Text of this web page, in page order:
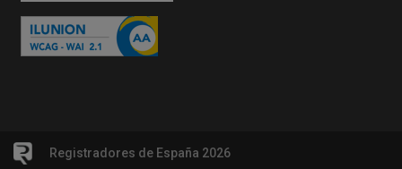
Registradores de España 2026